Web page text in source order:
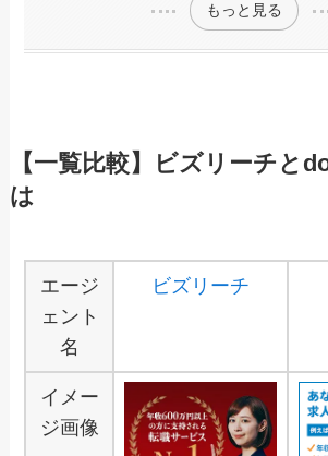
もっと見る
【一覧比較】ビズリーチと
は
エージ
ェント
名
ビズリーチ
イメー
ジ画像